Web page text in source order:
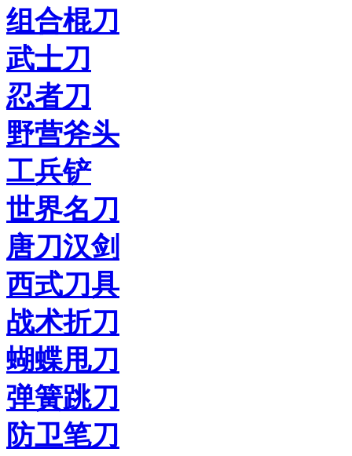
组合棍刀
武士刀
忍者刀
野营斧头
工兵铲
世界名刀
唐刀汉剑
西式刀具
战术折刀
蝴蝶甩刀
弹簧跳刀
防卫笔刀